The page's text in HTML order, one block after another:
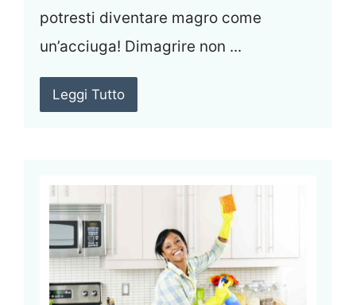
potresti diventare magro come
un’acciuga! Dimagrire non ...
Leggi Tutto